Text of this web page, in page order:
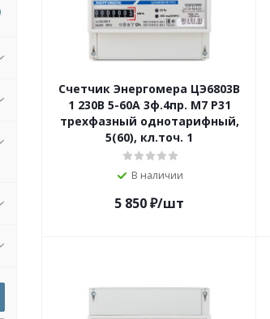
Счетчик Энергомера ЦЭ6803В
1 230В 5-60А 3ф.4пр. М7 Р31
трехфазный однотарифный,
5(60), кл.точ. 1
В наличии
5 850₽/шт